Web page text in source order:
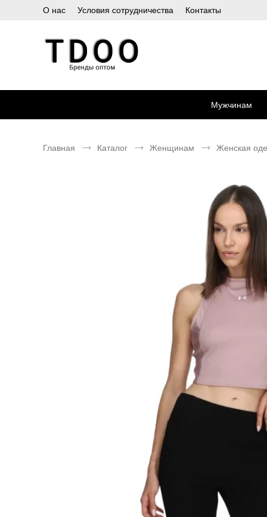
О нас Условия сотрудничества Контакты
Мужчинам
Главная Каталог Женщинам Женская